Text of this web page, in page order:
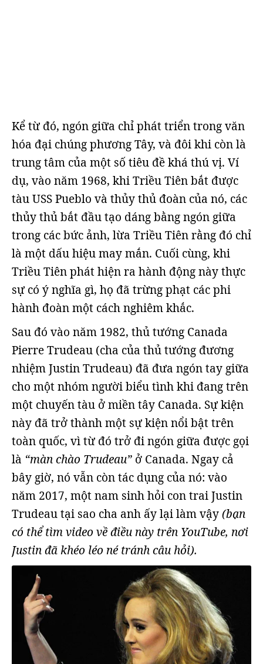
Kể từ đó, ngón giữa chỉ phát triển trong văn
hóa đại chúng phương Tây, và đôi khi còn là
trung tâm của một số tiêu đề khá thú vị. Ví
dụ, vào năm 1968, khi Triều Tiên bắt được
tàu USS Pueblo và thủy thủ đoàn của nó, các
thủy thủ bắt đầu tạo dáng bằng ngón giữa
trong các bức ảnh, lừa Triều Tiên rằng đó chỉ
là một dấu hiệu may mắn. Cuối cùng, khi
Triều Tiên phát hiện ra hành động này thực
sự có ý nghĩa gì, họ đã trừng phạt các phi
hành đoàn một cách nghiêm khắc.
Sau đó vào năm 1982, thủ tướng Canada
Pierre Trudeau (cha của thủ tướng đương
nhiệm Justin Trudeau) đã đưa ngón tay giữa
cho một nhóm người biểu tình khi đang trên
một chuyến tàu ở miền tây Canada. Sự kiện
này đã trở thành một sự kiện nổi bật trên
toàn quốc, vì từ đó trở đi ngón giữa được gọi
là “màn chào Trudeau” ở Canada. Ngay cả
bây giờ, nó vẫn còn tác dụng của nó: vào
năm 2017, một nam sinh hỏi con trai Justin
Trudeau tại sao cha anh ấy lại làm vậy(bạn
có thể tìm video về điều này trên YouTube, nơi
Justin đã khéo léo né tránh câu hỏi).